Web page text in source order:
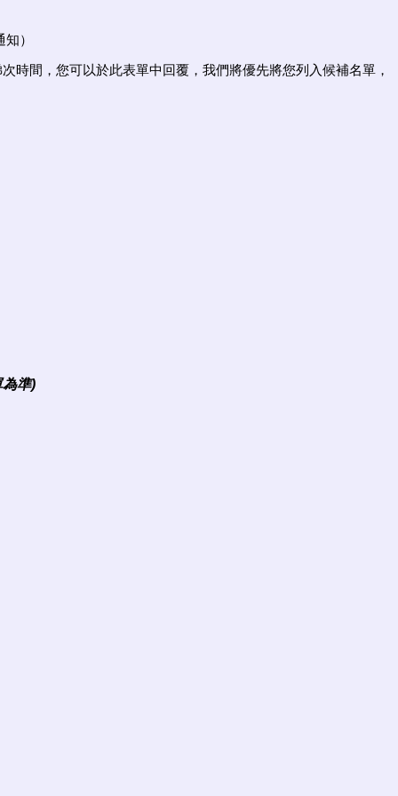
知）
時間，您可以於此表單中回覆，我們將優先將您列入候補名單，
準)